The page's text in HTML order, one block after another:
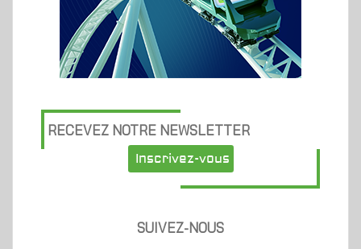
RECEVEZ NOTRE NEWSLETTER
Inscrivez-vous
SUIVEZ-NOUS